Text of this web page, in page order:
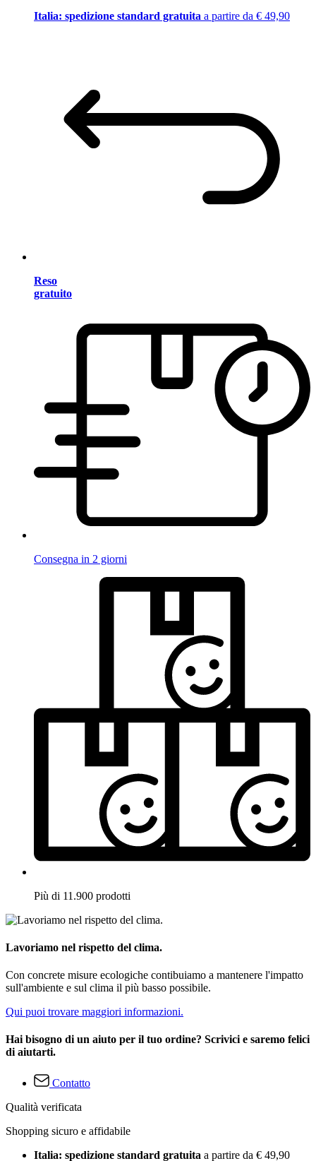
Italia: spedizione standard gratuita a partire da € 49,90
Reso
gratuito
Consegna in 2 giorni
Più di 11.900 prodotti
Lavoriamo nel rispetto del clima.
Con concrete misure ecologiche contibuiamo a mantenere l'impatto
sull'ambiente e sul clima il più basso possibile.
Qui puoi trovare maggiori informazioni.
Hai bisogno di un aiuto per il tuo ordine? Scrivici e saremo felici
di aiutarti.
Contatto
Qualità verificata
Shopping sicuro e affidabile
Italia: spedizione standard gratuita a partire da € 49,90